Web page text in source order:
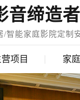
音缔造者
/智能家庭影院定制
项目
能家居
家